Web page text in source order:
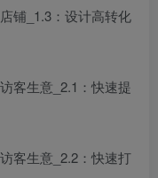
铺_1.3：设计高转化
客生意_2.1：快速提
客生意_2.2：快速打